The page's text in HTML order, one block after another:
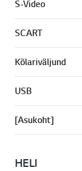
S-Video
SCART
Kõlariväljund
USB
[Asukoht]
HELI